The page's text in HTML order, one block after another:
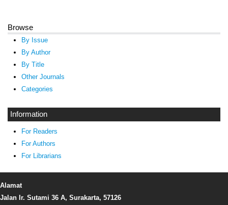
Browse
By Issue
By Author
By Title
Other Journals
Categories
Information
For Readers
For Authors
For Librarians
Alamat
Jalan Ir. Sutami 36 A, Surakarta, 57126